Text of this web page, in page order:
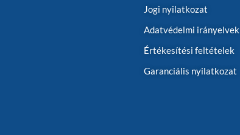
Jogi nyilatkozat
Adatvédelmi irányelvek
Értékesítési feltételek
Garanciális nyilatkozat